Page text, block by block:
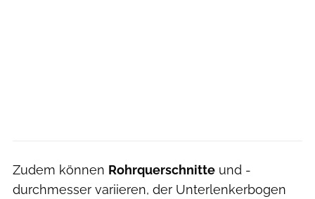
Zudem können Rohrquerschnitte und -
durchmesser variieren, der Unterlenkerbogen